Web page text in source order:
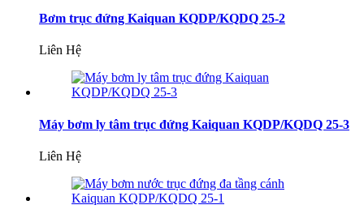
Bơm trục đứng Kaiquan KQDP/KQDQ 25-2
Liên Hệ
Máy bơm ly tâm trục đứng Kaiquan KQDP/KQDQ 25-3
Liên Hệ